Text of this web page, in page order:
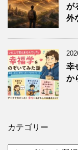
が
外
幸
か
カテゴリー